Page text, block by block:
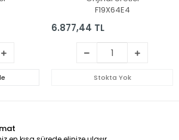
F19X64E4
6.877,44 TL
Stokta Yok